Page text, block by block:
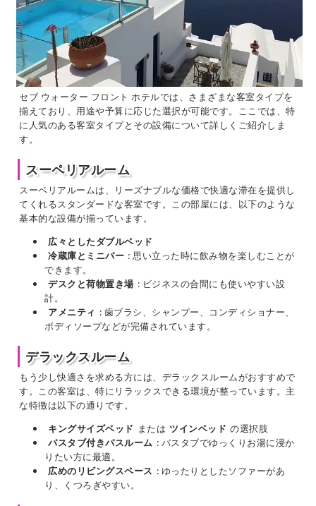
セブ ウォーター フロント ホテルでは、さまざまな客室タイプを
揃えており、用途や予算に応じた選択が可能です。ここでは、特
に人気のある客室タイプとその設備について詳しくご紹介しま
す。
スーペリアルーム
スーペリアルームは、リーズナブルな価格で快適な滞在を提供し
てくれるスタンダードな客室です。この部屋には、以下のような
基本的な設備が揃っています。
広々としたダブルベッド
冷蔵庫とミニバー : 思い立った時に飲み物を楽しむことが
できます。
デスクと荷物置き場 : ビジネスの合間にも使いやすい設
計。
アメニティ : 歯ブラシ、シャンプー、コンディショナー、
ボディソープなどが完備されています。
デラックスルーム
もう少し快適さを求める方には、デラックスルームがおすすめで
す。この客室は、特にリラックスできる環境が整っています。主
な特徴は以下の通りです。
キングサイズベッド または ツインベッド の選択肢
バスタブ付きバスルーム : バスタブでゆっくりお湯に浸か
りたい方に最適。
広めのリビングスペース : ゆったりとしたソファーがあ
り、くつろぎやすい。